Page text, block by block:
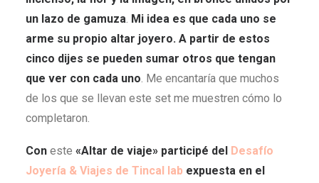
un lazo de gamuza. Mi idea es que cada uno se
arme su propio altar joyero. A partir de estos
cinco dijes se pueden sumar otros que tengan
que ver con cada uno. Me encantaría que muchos
de los que se llevan este set me muestren cómo lo
completaron.
Con este «Altar de viaje» participé del Desafío
Joyería & Viajes de Tincal lab expuesta en el